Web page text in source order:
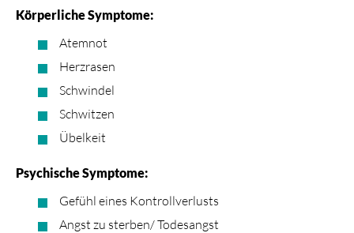
Körperliche Symptome:
Atemnot
Herzrasen
Schwindel
Schwitzen
Übelkeit
Psychische Symptome:
Gefühl eines Kontrollverlusts
Angst zu sterben/ Todesangst